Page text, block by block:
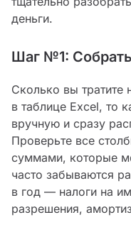
деньги.
Шаг №1:
Сколько вы тратите
в таблице Excel, то
вручную и сразу
Проверьте все
суммами, которые
часто забываются
в год — налоги на
разрешения,